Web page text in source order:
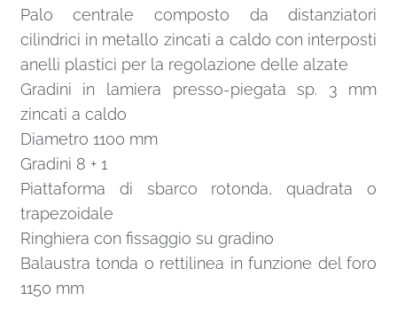
Palo centrale composto da distanziatori
cilindrici in metallo zincati a caldo con interposti
anelli plastici per la regolazione delle alzate
Gradini in lamiera presso-piegata sp. 3 mm
zincati a caldo
Diametro 1100 mm
Gradini 8 + 1
Piattaforma di sbarco rotonda, quadrata o
trapezoidale
Ringhiera con fissaggio su gradino
Balaustra tonda o rettilinea in funzione del foro
1150 mm